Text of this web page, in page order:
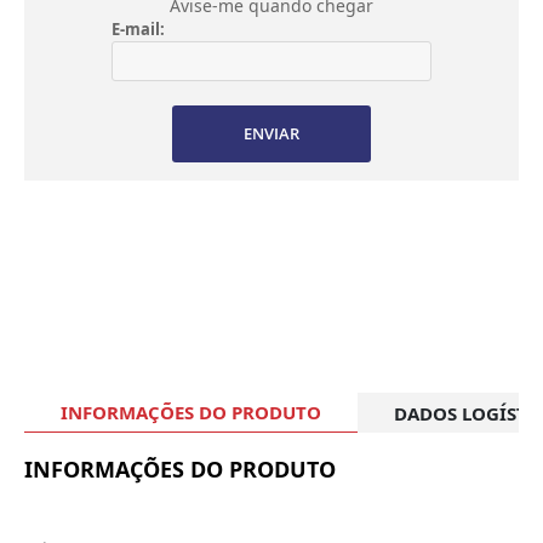
Avise-me quando chegar
E-mail:
ENVIAR
INFORMAÇÕES DO PRODUTO DADOS
INFORMAÇÕES DO PRODUTO